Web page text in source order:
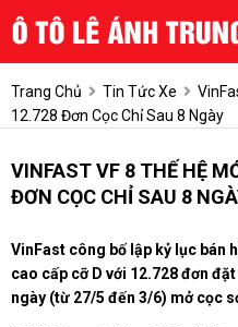
Trang Chủ Tin Tức Xe
12.728 Đơn Cọc Chỉ Sau 8 Ngày
VINFAST VF 8 THẾ HỆ
ĐƠN CỌC CHỈ SAU 8
VinFast công bố lập kỷ lục bán
cao cấp cỡ D với 12.728 đơn
ngày (từ 27/5 đến 3/6) mở cọc